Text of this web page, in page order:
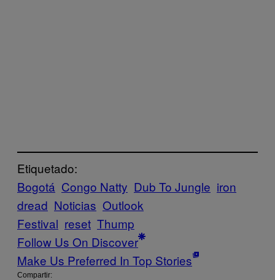
Etiquetado:
Bogotá Congo Natty Dub To Jungle iron
dread Noticias Outlook
Festival reset Thump
Follow Us On Discover
Make Us Preferred In Top Stories
Compartir: